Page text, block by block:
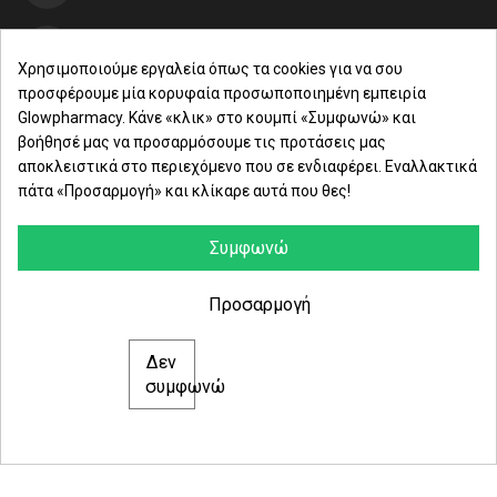
Δευ. - Παρ.: 8:00 - 21:00
Σάββατο: 09:00-15:00
ΕΤΑΙΡΕΙΑ
© 2021 glowpharmacy.gr
Χρησιμοποιούμε εργαλεία όπως τα cookies για να σου
προσφέρουμε μία κορυφαία προσωποποιημένη εμπειρία
Glowpharmacy. Κάνε «κλικ» στο κουμπί «Συμφωνώ» και
βοήθησέ μας να προσαρμόσουμε τις προτάσεις μας
αποκλειστικά στο περιεχόμενο που σε ενδιαφέρει. Εναλλακτικά
πάτα «Προσαρμογή» και κλίκαρε αυτά που θες!
Συμφωνώ
Δεν
συμφωνώ
Προσαρμογή